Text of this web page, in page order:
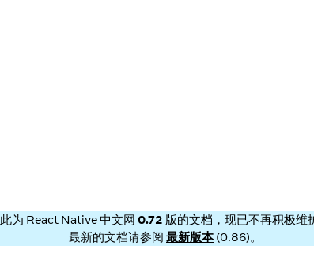
此为 React Native 中文网 0.72 版的文档，现已不再积极维
最新的文档请参阅 最新版本(0.86)。